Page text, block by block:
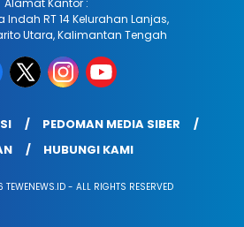
Alamat Kantor :
RT 14 Kelurahan Lanjas,
Utara, Kalimantan Tengah
PEDOMAN MEDIA SIBER
HUBUNGI KAMI
- ALL RIGHTS RESERVED